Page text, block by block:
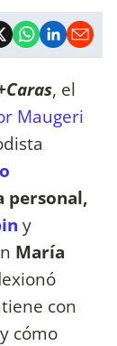
, el
Maugeri
personal,
y
María
con
cómo